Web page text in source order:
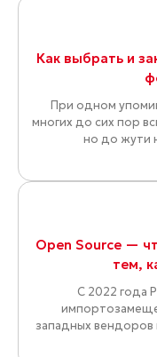
Как выбрать и
При одном
многих до сих пор
но до жути
Open Source —
тем,
С 2022 года
западных вендоров